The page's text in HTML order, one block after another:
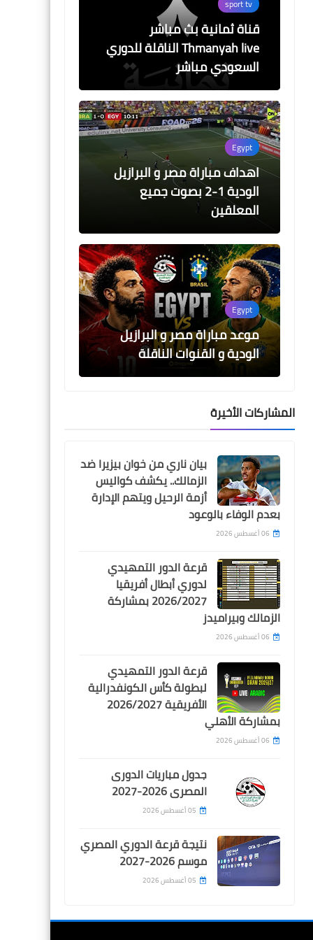
sport tv
قناة ثمانية بث مباشر
Thmanyah live الناقلة للدوري
السعودي مباشر
Egypt
اهداف مباراة مصر و البرازيل
الودية 1-2 بصوت جميع
المعلقين
Egypt
موعد مباراة مصر و البرازيل
الودية و القنوات الناقلة
Egypt
مدرب بلجيكا يزف بشرى سارة
لمنتخب مصر قبل مواجهة
المونديال
Egypt
مفاجأة .. نادي النجمة
السعودي يكشف حقيقة
مفاوضات الاهلي لضم دونجا
sport tv
قناة ثمانية بث مباشر
Thmanyah live الناقلة للدوري
السعودي مباشر
Egypt
اهداف مباراة مصر و البرازيل
المعلقين
المشاركات الأخيرة
بيان ناري من خوان بيزيرا ضد
الزمالك.. يكشف كواليس
أزمة الرحيل ويتهم الإدارة
بعدم الوفاء بالوعود
06 أغسطس 2026
قرعة الدور التمهيدي
لدوري أبطال أفريقيا
2026/2027 بمشاركة
الزمالك وبيراميدز
06 أغسطس 2026
قرعة الدور التمهيدي
لبطولة كأس الكونفدرالية
الأفريقية 2026/2027
بمشاركة الأهلي
06 أغسطس 2026
جدول مباريات الدورى
المصرى 2026-2027
05 أغسطس 2026
نتيجة قرعة الدوري المصري
موسم 2026-2027
05 أغسطس 2026